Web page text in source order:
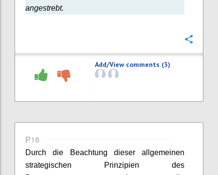
angestrebt.
Add/View comments (3)
P18
Durch die Beachtung dieser allgemeinen
strategischen Prinzipien des